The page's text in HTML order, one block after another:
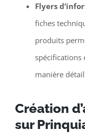
Flyers
fiches
produits
spécifications
manière
Création
sur